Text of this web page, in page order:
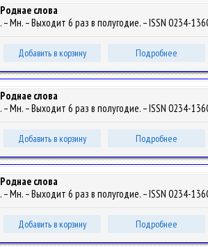
Роднае слова
. – Мн. – Выходит 6 раз в полугодие. – ISSN 0234-
Добавить в корзину Подробнее
Роднае слова
. – Мн. – Выходит 6 раз в полугодие. – ISSN 0234-
Добавить в корзину Подробнее
Роднае слова
. – Мн. – Выходит 6 раз в полугодие. – ISSN 0234-
Добавить в корзину Подробнее